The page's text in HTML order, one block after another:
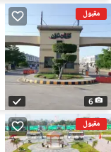
مقبول
6
مقبول